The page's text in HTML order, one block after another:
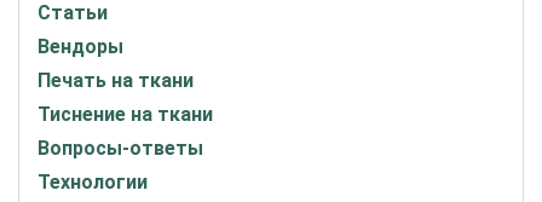
Статьи
Вендоры
Печать на ткани
Тиснение на ткани
Вопросы-ответы
Технологии